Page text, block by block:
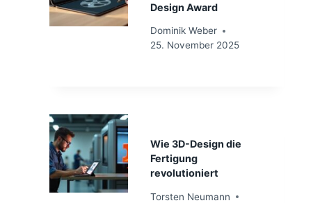
Design Award
Dominik Weber
25. November 2025
Wie 3D-Design die
Fertigung
revolutioniert
Torsten Neumann